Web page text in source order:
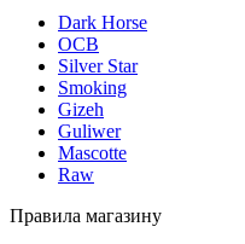
Dark Horse
OCB
Silver Star
Smoking
Gizeh
Guliwer
Mascotte
Raw
Правила магазину